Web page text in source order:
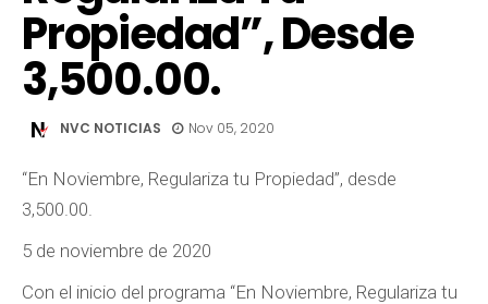
Propiedad”, Desde
3,500.00.
NVC NOTICIAS Nov 05, 2020
“En Noviembre, Regulariza tu Propiedad”, desde
3,500.00.
5 de noviembre de 2020
Con el inicio del programa “En Noviembre, Regulariza tu